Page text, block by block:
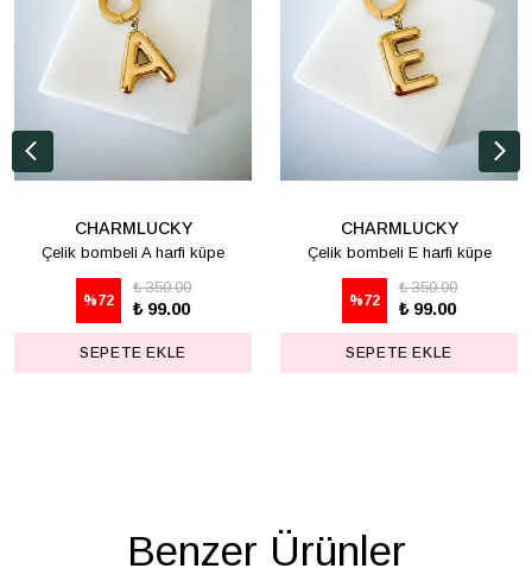
CHARMLUCKY
Çelik bombeli A harfi küpe
%72
₺ 350.00
₺ 99.00
SEPETE EKLE
CHARMLUCKY
Çelik bombeli E harfi küpe
%72
₺ 350.00
₺ 99.00
SEPETE EKLE
Benzer Ürünler